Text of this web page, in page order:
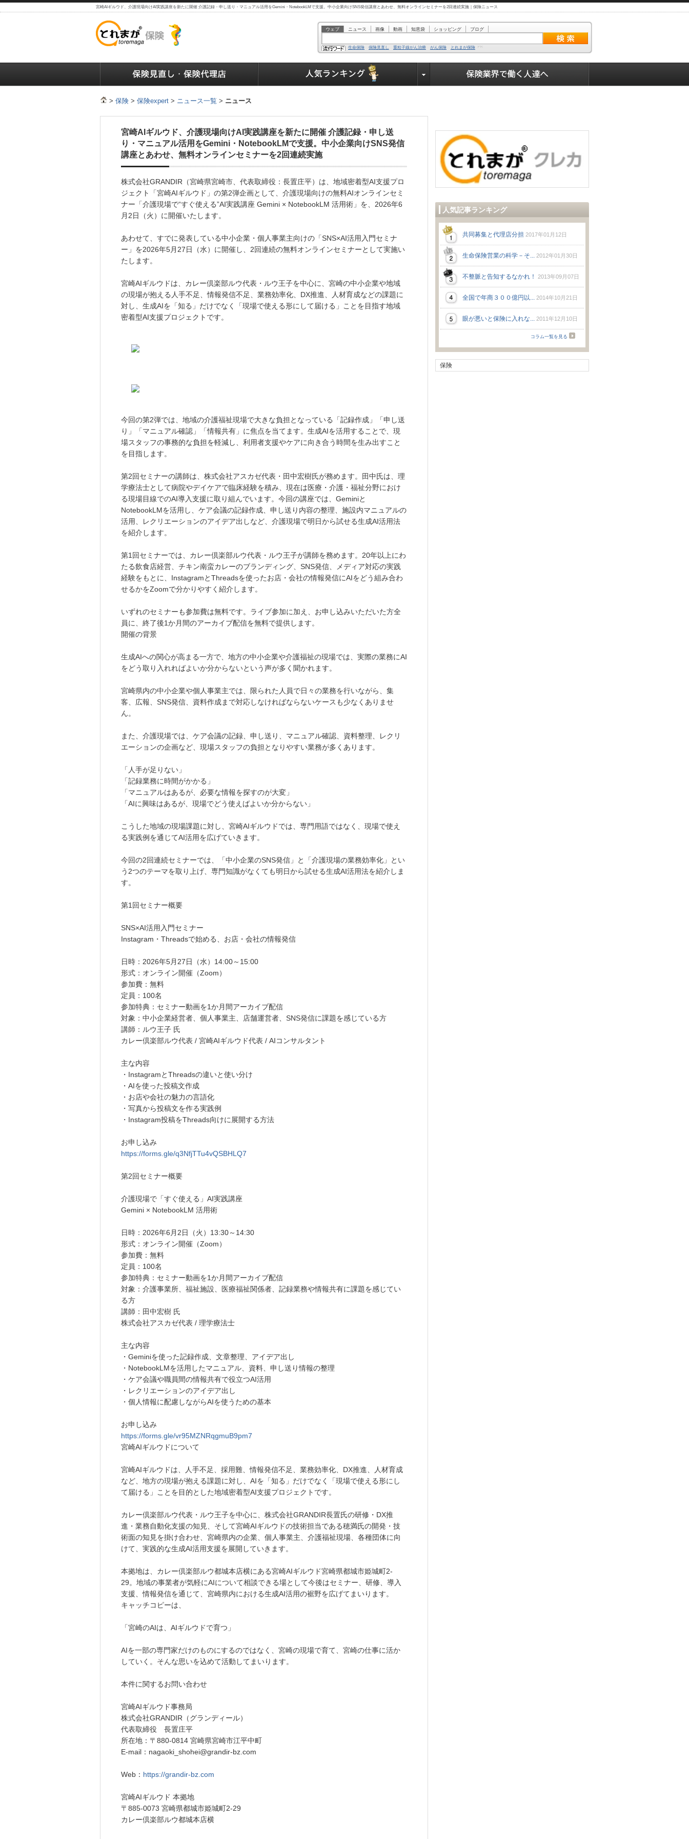
宮崎AIギルウド、介護現場向けAI実践講座を新たに開催 介護記録・申し送り・マニュアル活用をGemini・NotebookLMで支援。中小企業向けSNS発信講座とあわせ、無料オンラインセミナーを2回連続実施｜保険ニュース
ウェブ ニュース 画像 動画 知恵袋 ショッピング ブログ
生命保険 保険見直し 重粒子線がん治療 がん保険 とれまが保険
> 保険 > 保険expert > ニュース一覧 > ニュース
宮崎AIギルウド、介護現場向けAI実践講座を新たに開催 介護記録・申し送
り・マニュアル活用をGemini・NotebookLMで支援。中小企業向けSNS発信
講座とあわせ、無料オンラインセミナーを2回連続実施
株式会社GRANDIR（宮崎県宮崎市、代表取締役：長置庄平）は、地域密着型AI支援プロ
ジェクト「宮崎AIギルウド」の第2弾企画として、介護現場向けの無料AIオンラインセミ
ナー「介護現場で“すぐ使える”AI実践講座 Gemini × NotebookLM 活用術」を、2026年6
月2日（火）に開催いたします。
あわせて、すでに発表している中小企業・個人事業主向けの「SNS×AI活用入門セミナ
ー」を2026年5月27日（水）に開催し、2回連続の無料オンラインセミナーとして実施い
たします。
宮崎AIギルウドは、カレー倶楽部ルウ代表・ルウ王子を中心に、宮崎の中小企業や地域
の現場が抱える人手不足、情報発信不足、業務効率化、DX推進、人材育成などの課題に
対し、生成AIを「知る」だけでなく「現場で使える形にして届ける」ことを目指す地域
密着型AI支援プロジェクトです。
今回の第2弾では、地域の介護福祉現場で大きな負担となっている「記録作成」「申し送
り」「マニュアル確認」「情報共有」に焦点を当てます。生成AIを活用することで、現
場スタッフの事務的な負担を軽減し、利用者支援やケアに向き合う時間を生み出すこと
を目指します。
第2回セミナーの講師は、株式会社アスカゼ代表・田中宏樹氏が務めます。田中氏は、理
学療法士として病院やデイケアで臨床経験を積み、現在は医療・介護・福祉分野におけ
る現場目線でのAI導入支援に取り組んでいます。今回の講座では、Geminiと
NotebookLMを活用し、ケア会議の記録作成、申し送り内容の整理、施設内マニュアルの
活用、レクリエーションのアイデア出しなど、介護現場で明日から試せる生成AI活用法
を紹介します。
第1回セミナーでは、カレー倶楽部ルウ代表・ルウ王子が講師を務めます。20年以上にわ
たる飲食店経営、チキン南蛮カレーのブランディング、SNS発信、メディア対応の実践
経験をもとに、InstagramとThreadsを使ったお店・会社の情報発信にAIをどう組み合わ
せるかをZoomで分かりやすく紹介します。
いずれのセミナーも参加費は無料です。ライブ参加に加え、お申し込みいただいた方全
員に、終了後1か月間のアーカイブ配信を無料で提供します。
開催の背景
生成AIへの関心が高まる一方で、地方の中小企業や介護福祉の現場では、実際の業務にAI
をどう取り入れればよいか分からないという声が多く聞かれます。
宮崎県内の中小企業や個人事業主では、限られた人員で日々の業務を行いながら、集
客、広報、SNS発信、資料作成まで対応しなければならないケースも少なくありませ
ん。
また、介護現場では、ケア会議の記録、申し送り、マニュアル確認、資料整理、レクリ
エーションの企画など、現場スタッフの負担となりやすい業務が多くあります。
「人手が足りない」
「記録業務に時間がかかる」
「マニュアルはあるが、必要な情報を探すのが大変」
「AIに興味はあるが、現場でどう使えばよいか分からない」
こうした地域の現場課題に対し、宮崎AIギルウドでは、専門用語ではなく、現場で使え
る実践例を通じてAI活用を広げていきます。
今回の2回連続セミナーでは、「中小企業のSNS発信」と「介護現場の業務効率化」とい
う2つのテーマを取り上げ、専門知識がなくても明日から試せる生成AI活用法を紹介しま
す。
第1回セミナー概要
SNS×AI活用入門セミナー
Instagram・Threadsで始める、お店・会社の情報発信
日時：2026年5月27日（水）14:00～15:00
形式：オンライン開催（Zoom）
参加費：無料
定員：100名
参加特典：セミナー動画を1か月間アーカイブ配信
対象：中小企業経営者、個人事業主、店舗運営者、SNS発信に課題を感じている方
講師：ルウ王子 氏
カレー倶楽部ルウ代表 / 宮崎AIギルウド代表 / AIコンサルタント
主な内容
・InstagramとThreadsの違いと使い分け
・AIを使った投稿文作成
・お店や会社の魅力の言語化
・写真から投稿文を作る実践例
・Instagram投稿をThreads向けに展開する方法
お申し込み
https://forms.gle/q3NfjTTu4vQSBHLQ7
第2回セミナー概要
介護現場で「すぐ使える」AI実践講座
Gemini × NotebookLM 活用術
日時：2026年6月2日（火）13:30～14:30
形式：オンライン開催（Zoom）
参加費：無料
定員：100名
参加特典：セミナー動画を1か月間アーカイブ配信
対象：介護事業所、福祉施設、医療福祉関係者、記録業務や情報共有に課題を感じてい
る方
講師：田中宏樹 氏
株式会社アスカゼ代表 / 理学療法士
主な内容
・Geminiを使った記録作成、文章整理、アイデア出し
・NotebookLMを活用したマニュアル、資料、申し送り情報の整理
・ケア会議や職員間の情報共有で役立つAI活用
・レクリエーションのアイデア出し
・個人情報に配慮しながらAIを使うための基本
お申し込み
https://forms.gle/vr95MZNRqgmuB9pm7
宮崎AIギルウドについて
宮崎AIギルウドは、人手不足、採用難、情報発信不足、業務効率化、DX推進、人材育成
など、地方の現場が抱える課題に対し、AIを「知る」だけでなく「現場で使える形にし
て届ける」ことを目的とした地域密着型AI支援プロジェクトです。
カレー倶楽部ルウ代表・ルウ王子を中心に、株式会社GRANDIR長置氏の研修・DX推
進・業務自動化支援の知見、そして宮崎AIギルウドの技術担当である穂満氏の開発・技
術面の知見を掛け合わせ、宮崎県内の企業、個人事業主、介護福祉現場、各種団体に向
けて、実践的な生成AI活用支援を展開していきます。
本拠地は、カレー倶楽部ルウ都城本店横にある宮崎AIギルウド宮崎県都城市姫城町2-
29。地域の事業者が気軽にAIについて相談できる場として今後はセミナー、研修、導入
支援、情報発信を通じて、宮崎県内における生成AI活用の裾野を広げてまいります。
キャッチコピーは、
「宮崎のAIは、AIギルウドで育つ」
AIを一部の専門家だけのものにするのではなく、宮崎の現場で育て、宮崎の仕事に活か
していく。そんな思いを込めて活動してまいります。
本件に関するお問い合わせ
宮崎AIギルウド事務局
株式会社GRANDIR（グランディール）
代表取締役 長置庄平
所在地：〒880-0814 宮崎県宮崎市江平中町
E-mail：nagaoki_shohei@grandir-bz.com
Web： https://grandir-bz.com
宮崎AIギルウド 本拠地
〒885-0073 宮崎県都城市姫城町2-29
カレー倶楽部ルウ都城本店横
人気記事ランキング
共同募集と代理店分担 2017年01月12日
生命保険営業の科学－そ... 2012年01月30日
不整脈と告知するなかれ！ 2013年09月07日
全国で年商３００億円以... 2014年10月21日
眼が悪いと保険に入れな... 2011年12月10日
コラム一覧を見る
保険